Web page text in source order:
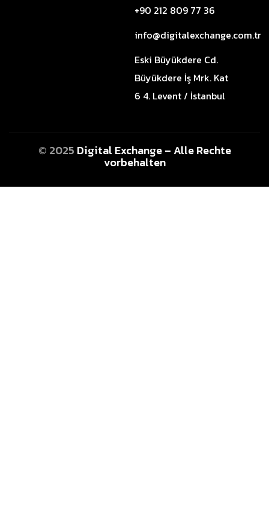
+90 212 809 77 36
info@digitalexchange.com.tr
Eski Büyükdere Cd.
Büyükdere İş Mrk. Kat
6 4. Levent / İstanbul
© 2025 Digital Exchange – Alle Rechte
vorbehalten